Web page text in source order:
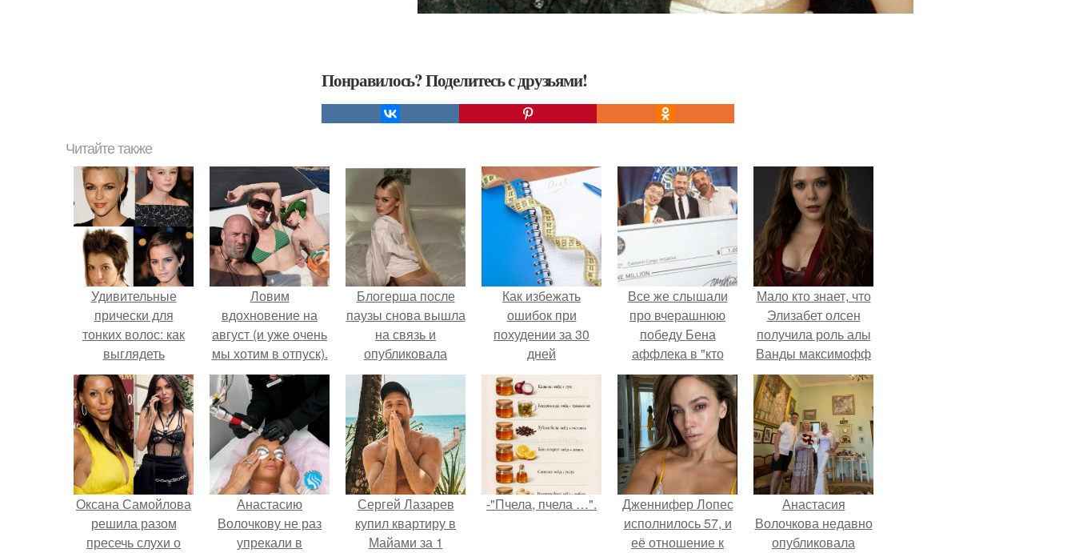
Понравилось? Поделитесь с друзьями!
Читайте также
Удивительные
прически для
тонких волос: как
выглядеть
великолепно с
любыми волосами
Ловим
вдохновение на
август (и уже очень
мы хотим в отпуск).
Блогерша после
паузы снова вышла
на связь и
опубликовала
свежую серию
кадров из спальни.
Как избежать
ошибок при
похудении за 30
дней
Все же слышали
про вчерашнюю
победу Бена
аффлека в "кто
хочет стать
миллионером?
Мало кто знает, что
Элизабет олсен
получила роль алы
Ванды максимофф
не сразу.
Оксана Самойлова
решила разом
пресечь слухи о
Анастасию
Волочкову не раз
упрекали в
Сергей Лазарев
купил квартиру в
Майами за 1
-"Пчела, пчела …".
Дженнифер Лопес
исполнилось 57, и
её отношение к
Анастасия
Волочкова недавно
опубликовала